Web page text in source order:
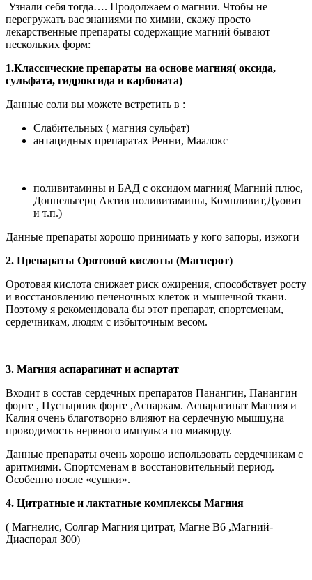
Узнали себя тогда…. Продолжаем о магнии. Чтобы не
перегружать вас знаниями по химии, скажу просто
лекарственные препараты содержащие магний бывают
нескольких форм:
1.Классические препараты на основе магния( оксида,
сульфата, гидроксида и карбоната)
Данные соли вы можете встретить в :
Слабительных ( магния сульфат)
антацидных препаратах Ренни, Маалокс
поливитамины и БАД с оксидом магния( Магний плюс,
Доппельгерц Актив поливитамины, Компливит,Дуовит
и т.п.)
Данные препараты хорошо принимать у кого запоры, изжоги
2. Препараты Оротовой кислоты (Магнерот)
Оротовая кислота снижает риск ожирения, способствует росту
и восстановлению печеночных клеток и мышечной ткани.
Поэтому я рекомендовала бы этот препарат, спортсменам,
сердечникам, людям с избыточным весом.
3. Магния аспарагинат и аспартат
Входит в состав сердечных препаратов Панангин, Панангин
форте , Пустырник форте ,Аспаркам. Аспарагинат Магния и
Калия очень благотворно влияют на сердечную мышцу,на
проводимость нервного импульса по миакорду.
Данные препараты очень хорошо использовать сердечникам с
аритмиями. Спортсменам в восстановительный период.
Особенно после «сушки».
4. Цитратные и лактатные комплексы Магния
( Магнелис, Солгар Магния цитрат, Магне В6 ,Магний-
Диаспорал 300)